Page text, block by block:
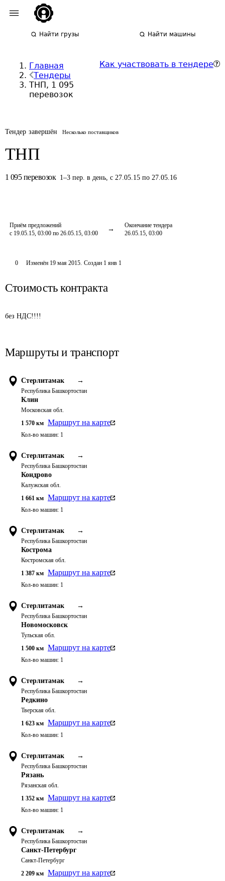
Найти грузы Найти машины
Главная
Тендеры
ТНП, 1 095
перевозок
Как участвовать в тендере
Тендер завершён Несколько поставщиков
ТНП
1 095 перевозок 1–3 пер. в день,с 27.05.15 по 27.05.16
Приём предложений
с 19.05.15, 03:00 по 26.05.15, 03:00
Окончание тендера
26.05.15, 03:00
0 Изменён 19 мая 2015. Создан 1 янв 1
Стоимость контракта
без НДС!!!!
Маршруты и транспорт
Стерлитамак →
Республика Башкортостан
Клин
Московская обл.
1 570 км Маршрут на карте
Кол-во машин: 1
Стерлитамак →
Республика Башкортостан
Кондрово
Калужская обл.
1 661 км Маршрут на карте
Кол-во машин: 1
Стерлитамак →
Республика Башкортостан
Кострома
Костромская обл.
1 387 км Маршрут на карте
Кол-во машин: 1
Стерлитамак →
Республика Башкортостан
Новомосковск
Тульская обл.
1 500 км Маршрут на карте
Кол-во машин: 1
Стерлитамак →
Республика Башкортостан
Редкино
Тверская обл.
1 623 км Маршрут на карте
Кол-во машин: 1
Стерлитамак →
Республика Башкортостан
Рязань
Рязанская обл.
1 352 км Маршрут на карте
Кол-во машин: 1
Стерлитамак →
Республика Башкортостан
Санкт-Петербург
Санкт-Петербург
2 209 км Маршрут на карте